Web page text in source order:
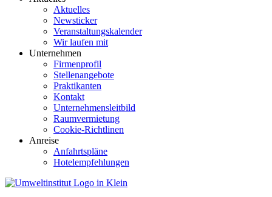
Aktuelles
Newsticker
Veranstaltungskalender
Wir laufen mit
Unternehmen
Firmenprofil
Stellenangebote
Praktikanten
Kontakt
Unternehmensleitbild
Raumvermietung
Cookie-Richtlinen
Anreise
Anfahrtspläne
Hotelempfehlungen